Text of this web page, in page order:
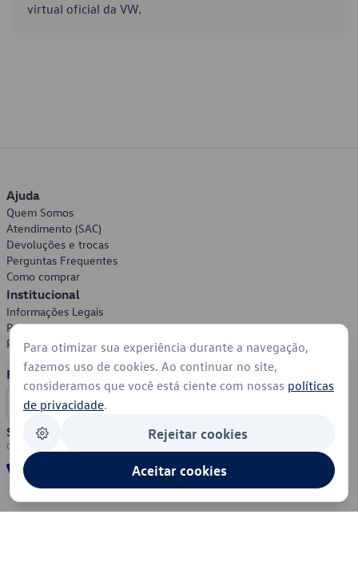
virtual oficial da VW.
Ajuda
Quem Somos
Atendimento (SAC)
Devoluções e trocas
Perguntas Frequentes
Como comprar
Institucional
Informações Legais
Política de Privacidade
Política de Cookies
Formas de Pagamento
Segurança
Para otimizar sua experiência durante a navegação,
fazemos uso de cookies. Ao continuar no site,
consideramos que você está ciente com nossas políticas
de privacidade.
Rejeitar cookies
Aceitar cookies